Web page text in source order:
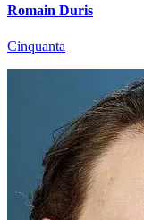
Romain Duris
Cinquanta